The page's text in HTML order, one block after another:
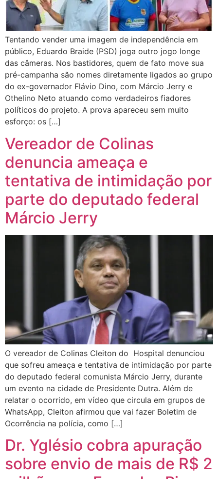
Tentando vender uma imagem de independência em
público, Eduardo Braide (PSD) joga outro jogo longe
das câmeras. Nos bastidores, quem de fato move sua
pré-campanha são nomes diretamente ligados ao grupo
do ex-governador Flávio Dino, com Márcio Jerry e
Othelino Neto atuando como verdadeiros fiadores
políticos do projeto. A prova apareceu sem muito
esforço: os […]
Vereador de Colinas
denuncia ameaça e
tentativa de intimidação por
parte do deputado federal
Márcio Jerry
O vereador de Colinas Cleiton do Hospital denunciou
que sofreu ameaça e tentativa de intimidação por parte
do deputado federal comunista Márcio Jerry, durante
um evento na cidade de Presidente Dutra. Além de
relatar o ocorrido, em vídeo que circula em grupos de
WhatsApp, Cleiton afirmou que vai fazer Boletim de
Ocorrência na polícia, como […]
Dr. Yglésio cobra apuração
sobre envio de mais de R$ 2